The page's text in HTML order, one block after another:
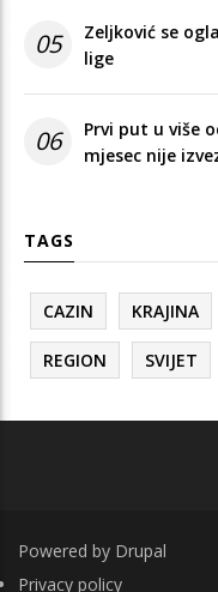
05
Zeljković se
lige
06
Prvi put u više
mjesec nije
TAGS
CAZIN KRAJINA
REGION SVIJET
Powered by Drupal
FOOTER
Privacy policy